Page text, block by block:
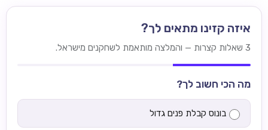
איזה קזינו מתאים לך?
3 שאלות קצרות — והמלצה מותאמת לשחקנים מישראל.
מה הכי חשוב לך?
בונוס קבלת פנים גדול